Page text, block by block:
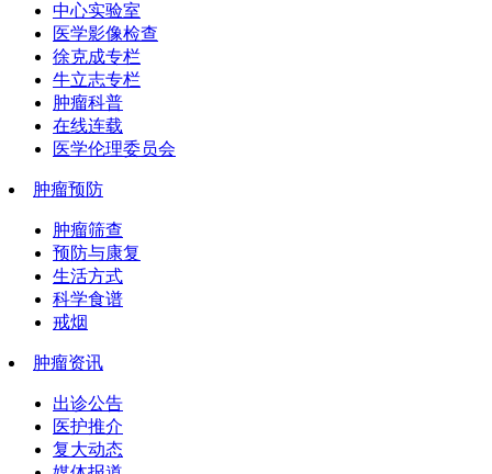
中心实验室
医学影像检查
徐克成专栏
牛立志专栏
肿瘤科普
在线连载
医学伦理委员会
肿瘤预防
肿瘤筛查
预防与康复
生活方式
科学食谱
戒烟
肿瘤资讯
出诊公告
医护推介
复大动态